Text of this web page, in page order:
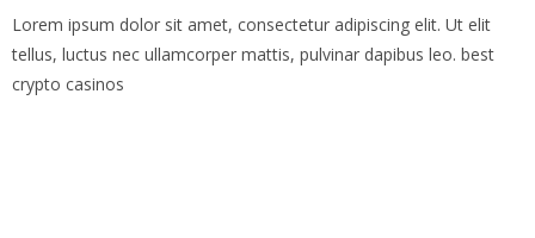
Lorem ipsum dolor sit amet, consectetur adipiscing elit. Ut elit
tellus, luctus nec ullamcorper mattis, pulvinar dapibus leo. best
crypto casinos